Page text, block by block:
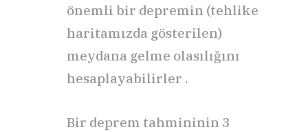
önemli bir depremin (tehlike
haritamızda gösterilen)
meydana gelme olasılığını
hesaplayabilirler .
Bir deprem tahmininin 3